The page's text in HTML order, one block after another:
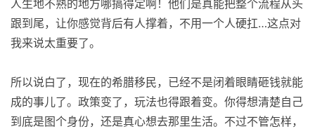
人生地不熟的地方哪搞得定啊！他们是真能把整个流程从头
跟到尾，让你感觉背后有人撑着，不用一个人硬扛…这点对
我来说太重要了。
所以说白了，现在的希腊移民，已经不是闭着眼睛砸钱就能
成的事儿了。政策变了，玩法也得跟着变。你得想清楚自己
到底是图个身份，还是真心想去那里生活。不过不管怎样，